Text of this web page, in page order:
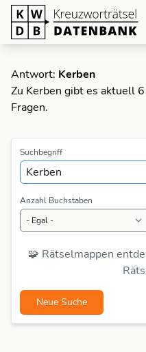
Antwort: Kerben
Zu Kerben gibt es aktuell
Fragen.
Suchbegriff
Anzahl Buchstaben
🧩 Rätselmappen
Neue Suche